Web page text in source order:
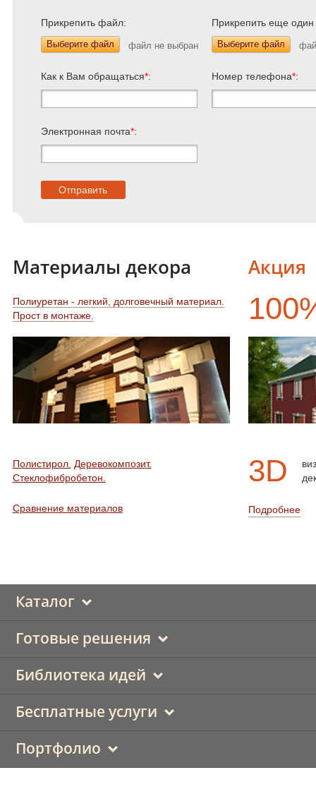
Прикрепить файл:
Выберите файл
Прикрепить еще
Выберите файл
Как к Вам обращаться*: Номер телефона*:
Электронная почта*:
Акция
3D
Подробнее
Материалы декора
Полиуретан - легкий, долговечный материал.
Прост в монтаже.
Полистирол. Деревокомпозит.
Стеклофибробетон.
Сравнение материалов
Каталог
Готовые решения
Библиотека идей
Бесплатные услуги
Портфолио